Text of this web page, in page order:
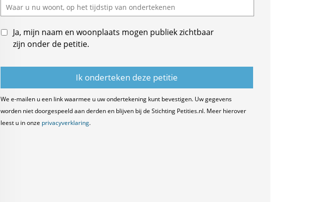
Ja, mijn naam en woonplaats mogen publiek zichtbaar
zijn onder de petitie.
We e-mailen u een link waarmee u uw ondertekening kunt bevestigen. Uw gegevens
worden niet doorgespeeld aan derden en blijven bij de Stichting Petities.nl. Meer hierover
leest u in onze privacyverklaring.